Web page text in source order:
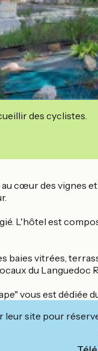
des cyclistes.
cœur des vignes
L'hôtel est
baies vitrées,
du Languedoc
vous est
leur site pour